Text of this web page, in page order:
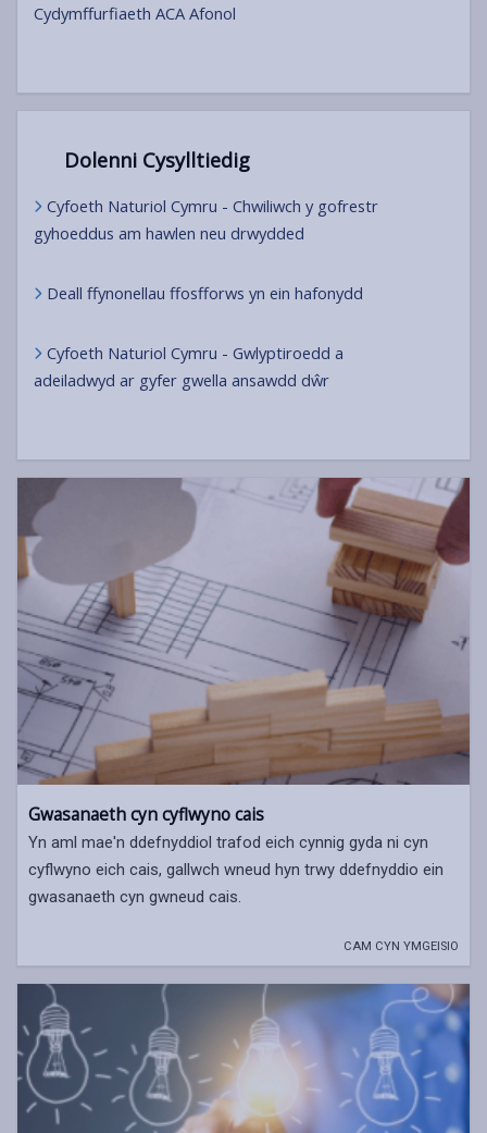
Cydymffurfiaeth ACA Afonol
Dolenni Cysylltiedig
Cyfoeth Naturiol Cymru - Chwiliwch y gofrestr
gyhoeddus am hawlen neu drwydded
Deall ffynonellau ffosfforws yn ein hafonydd
Cyfoeth Naturiol Cymru - Gwlyptiroedd a
adeiladwyd ar gyfer gwella ansawdd dŵr
Gwasanaeth cyn cyflwyno cais
Yn aml mae'n ddefnyddiol trafod eich cynnig gyda ni cyn
cyflwyno eich cais, gallwch wneud hyn trwy ddefnyddio ein
gwasanaeth cyn gwneud cais.
CAM CYN YMGEISIO